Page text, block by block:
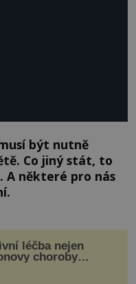
být nutně
Co jiný stát, to
A některé pro nás
léčba nejen
choroby